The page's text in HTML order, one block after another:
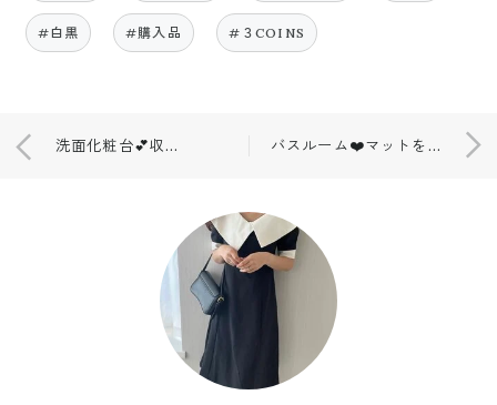
#白黒 #購入品 #３COINS
洗面化粧台💕収納見直ししました！！ バスルーム❤️マットを３COINSで購入💕